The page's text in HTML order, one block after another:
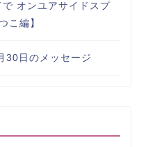
オンユアサイドスプ
こ編】
日のメッセージ